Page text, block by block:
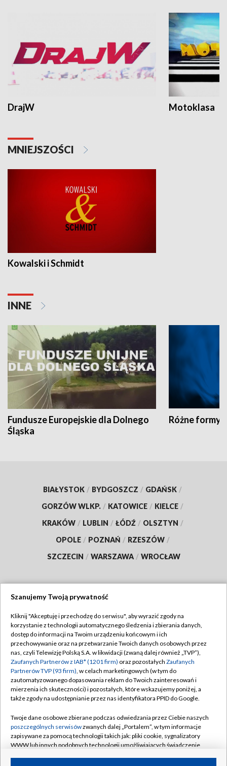
DrajW Motoklasa
MNIEJSZOŚCI
Kowalski i Schmidt
INNE
Fundusze Europejskie dla Dolnego
Śląska
Różne formy
BIAŁYSTOK / BYDGOSZCZ / GDAŃSK /
GORZÓW WLKP. / KATOWICE / KIELCE /
KRAKÓW / LUBLIN / ŁÓDŹ / OLSZTYN /
OPOLE / POZNAŃ / RZESZÓW /
SZCZECIN / WARSZAWA / WROCŁAW
TVP
Abonament TVP
Emisja w TVP
Centrum informacji TVP
Naziemna Telewizja Cyfrowa
Rada Programowa
System NOS
Informacje o nadawcy
Regulamin TVP
Polityka prywatności
Moje zgody
Pomoc
Kontakt
Kanały
Szanujemy Twoją prywatność
Kliknij "Akceptuję i przechodzę do serwisu", aby wyrazić zgody na
korzystanie z technologii automatycznego śledzenia i zbierania danych,
dostęp do informacji na Twoim urządzeniu końcowym i ich
przechowywanie oraz na przetwarzanie Twoich danych osobowych przez
nas, czyli Telewizję Polską S.A. w likwidacji (zwaną dalej również „TVP”),
Zaufanych Partnerów z IAB* (1201 firm) oraz pozostałych Zaufanych
Partnerów TVP (93 firm), w celach marketingowych (w tym do
zautomatyzowanego dopasowania reklam do Twoich zainteresowań i
mierzenia ich skuteczności) i pozostałych, które wskazujemy poniżej, a
także zgody na udostępnianie przez nas identyfikatora PPID do Google.
Twoje dane osobowe zbierane podczas odwiedzania przez Ciebie naszych
poszczególnych serwisówzwanych dalej „Portalem”, w tym informacje
zapisywane za pomocą technologii takich jak: pliki cookie, sygnalizatory
WWW lub innych podobnych technologii umożliwiających świadczenie